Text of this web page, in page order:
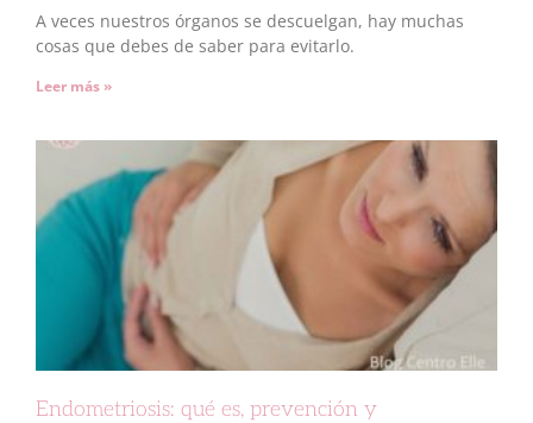
A veces nuestros órganos se descuelgan, hay muchas
cosas que debes de saber para evitarlo.
Leer más »
Endometriosis: qué es, prevención y